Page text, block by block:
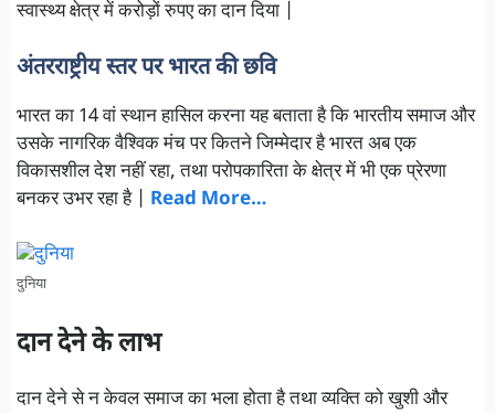
स्वास्थ्य क्षेत्र में करोड़ों रुपए का दान दिया |
अंतरराष्ट्रीय स्तर पर भारत की छवि
भारत का 14 वां स्थान हासिल करना यह बताता है कि भारतीय समाज और
उसके नागरिक वैश्विक मंच पर कितने जिम्मेदार है भारत अब एक
विकासशील देश नहीं रहा, तथा परोपकारिता के क्षेत्र में भी एक प्रेरणा
बनकर उभर रहा है |
Read More…
दुनिया
दान देने के लाभ
दान देने से न केवल समाज का भला होता है तथा व्यक्ति को खुशी और